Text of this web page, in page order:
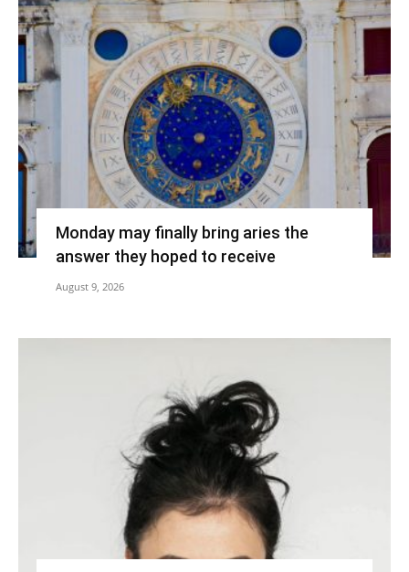
Monday may finally bring aries the
answer they hoped to receive
August 9, 2026